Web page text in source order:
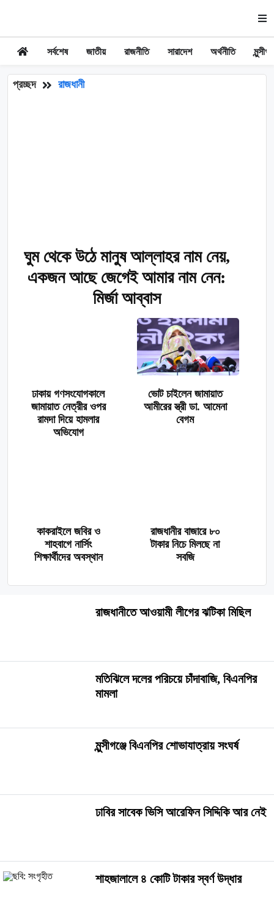
সর্বশেষ জাতীয় রাজনীতি সারাদেশ অর্থনীতি
প্রচ্ছদ রাজধানী
ঘুম থেকে উঠে মানুষ আল্লাহর নাম নেয়,
একজন আছে জেগেই আমার নাম নেন:
মির্জা আব্বাস
ঢাকায় গণসংযোগকালে
জামায়াত নেত্রীর ওপর
রামদা দিয়ে হামলার
অভিযোগ
ভোট চাইলেন জামায়াত
আমীরের স্ত্রী ডা. আমেনা
বেগম
কাকরাইলে জবির ও
শাহবাগে নার্সিং
শিক্ষার্থীদের অবস্থান
রাজধানীর বাজারে ৮০
টাকার নিচে মিলছে না
সবজি
রাজধানীতে আওয়ামী লীগের ঝটিকা মিছিল
মতিঝিলে দলের পরিচয়ে চাঁদাবাজি, বিএনপির
মামলা
মুন্সীগঞ্জে বিএনপির শোভাযাত্রায় সংঘর্ষ
ঢাবির সাবেক ভিসি আরেফিন সিদ্দিকি আর নেই
শাহজালালে ৪ কোটি টাকার স্বর্ণ উদ্ধার